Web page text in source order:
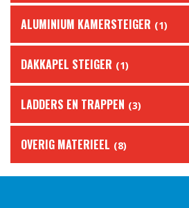
ALUMINIUM KAMERSTEIGER (1)
DAKKAPEL STEIGER (1)
LADDERS EN TRAPPEN (3)
OVERIG MATERIEEL (8)